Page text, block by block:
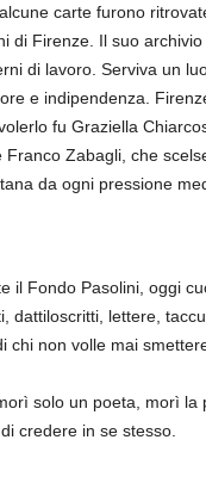
carte furono
di Firenze. Il suo
di lavoro. Serviva un
e indipendenza.
fu Graziella
Zabagli, che
da ogni pressione
il Fondo Pasolini, oggi
dattiloscritti, lettere,
chi non volle mai
solo un poeta, morì
credere in se stesso.